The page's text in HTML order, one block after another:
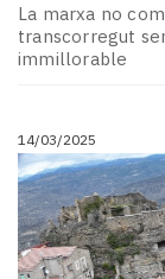
La marxa no
transcorregut
immillorable
14/03/2025